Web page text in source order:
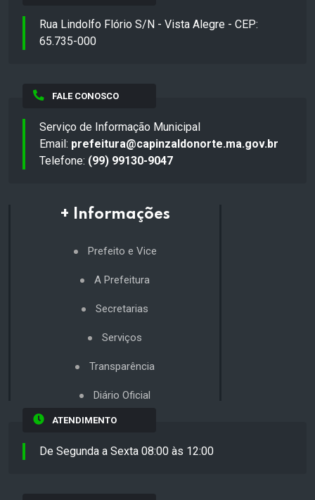
Rua Lindolfo Flório S/N - Vista Alegre - CEP:
65.735-000
FALE CONOSCO
Serviço de Informação Municipal
Email: prefeitura@capinzaldonorte.ma.gov.br
Telefone: (99) 99130-9047
+ Informações
Prefeito e Vice
A Prefeitura
Secretarias
Serviços
Transparência
Diário Oficial
ATENDIMENTO
De Segunda a Sexta 08:00 às 12:00